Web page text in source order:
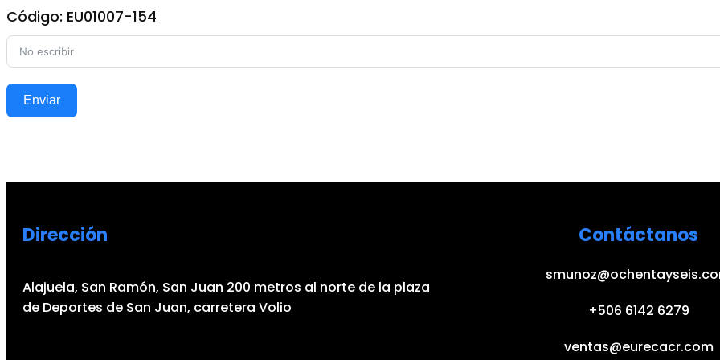
Código: EU01007-154
Enviar
Dirección
Alajuela, San Ramón, San Juan 200 metros al norte de la plaza
de Deportes de San Juan, carretera Volio
Contáctanos
+506 6142 6279
ventas@eurecacr.com